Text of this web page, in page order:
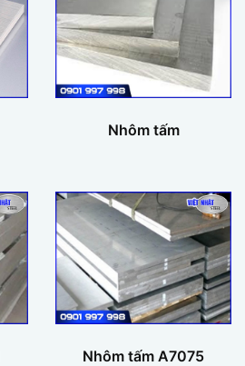
Nhôm tấm
Nhôm tấm A7075